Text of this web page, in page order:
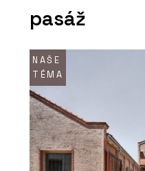
pasáž
NAŠE
TÉMA